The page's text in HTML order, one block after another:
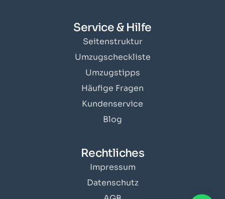
Service & Hilfe
Seitenstruktur
Umzugscheckliste
Umzugstipps
Häufige Fragen
Kundenservice
Blog
Rechtliches
Impressum
Datenschutz